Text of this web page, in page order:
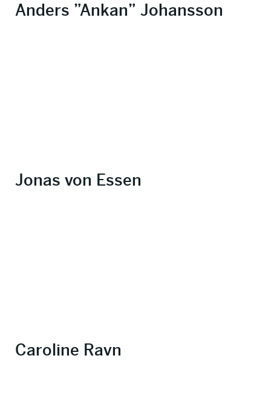
Anders ”Ankan” Johansson
Jonas von Essen
Caroline Ravn